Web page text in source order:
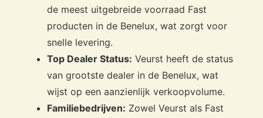
de meest uitgebreide voorraad Fast
producten in de Benelux, wat zorgt voor
snelle levering.
Top Dealer Status: Veurst heeft de status
van grootste dealer in de Benelux, wat
wijst op een aanzienlijk verkoopvolume.
Familiebedrijven: Zowel Veurst als Fast